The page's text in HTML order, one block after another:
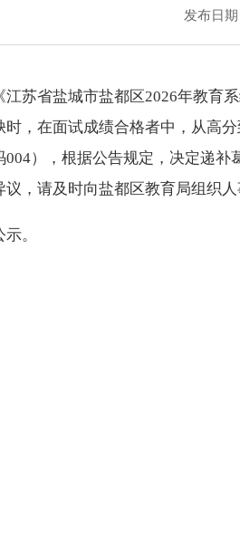
发布日
江苏省盐城市盐都区2026年教育
时，在面试成绩合格者中，从高
004），根据公告规定，决定递
议，请及时向盐都区教育局组织
。